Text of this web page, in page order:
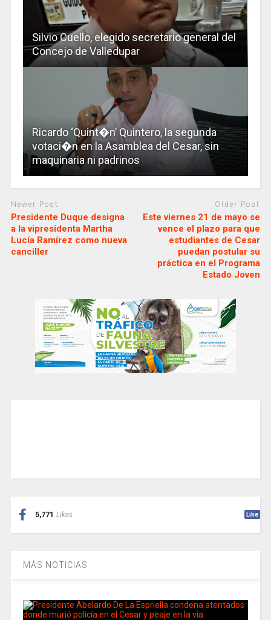
Silvio Cuello, elegido secretario general del
Concejo de Valledupar
Ricardo ‘Quint�n’ Quintero, la segunda
votaci�n en la Asamblea del Cesar, sin
maquinaria ni padrinos
Newer Post
Presidente Duque designa
a la vipresidenta Martha
Lucía Ramírez como nueva
canciller
Older Post
Este viernes 21 de mayo se
vence el plazo para que
estudiantes de Cesar
puedan postular su
práctica en el Programa
Estado Joven
5,771 Likes Like
MÁS NOTICIAS